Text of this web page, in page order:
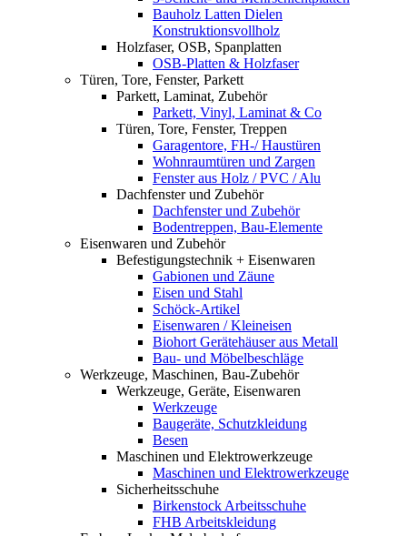
Bauholz Latten Dielen
Konstruktionsvollholz
Holzfaser, OSB, Spanplatten
OSB-Platten & Holzfaser
Türen, Tore, Fenster, Parkett
Parkett, Laminat, Zubehör
Parkett, Vinyl, Laminat & Co
Türen, Tore, Fenster, Treppen
Garagentore, FH-/ Haustüren
Wohnraumtüren und Zargen
Fenster aus Holz / PVC / Alu
Dachfenster und Zubehör
Dachfenster und Zubehör
Bodentreppen, Bau-Elemente
Eisenwaren und Zubehör
Befestigungstechnik + Eisenwaren
Gabionen und Zäune
Eisen und Stahl
Schöck-Artikel
Eisenwaren / Kleineisen
Biohort Gerätehäuser aus Metall
Bau- und Möbelbeschläge
Werkzeuge, Maschinen, Bau-Zubehör
Werkzeuge, Geräte, Eisenwaren
Werkzeuge
Baugeräte, Schutzkleidung
Besen
Maschinen und Elektrowerkzeuge
Maschinen und Elektrowerkzeuge
Sicherheitsschuhe
Birkenstock Arbeitsschuhe
FHB Arbeitskleidung